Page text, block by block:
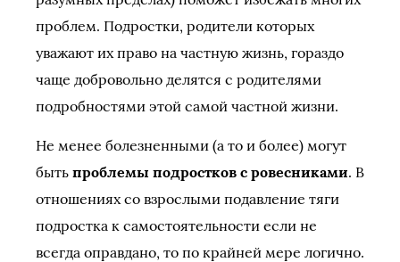
проблем. Подростки, родители которых
уважают их право на частную жизнь, гораздо
чаще добровольно делятся с родителями
подробностями этой самой частной жизни.
Не менее болезненными (а то и более) могут
быть проблемы подростков с ровесниками. В
отношениях со взрослыми подавление тяги
подростка к самостоятельности если не
всегда оправдано, то по крайней мере логично.